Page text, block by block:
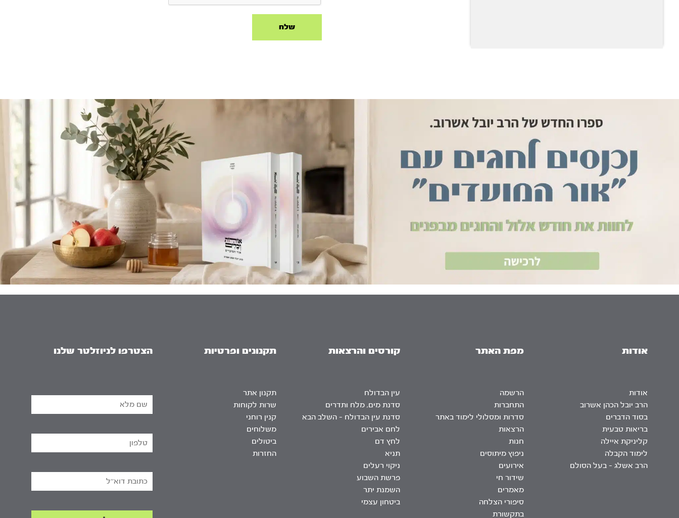
אודות
אודות
הרב יובל הכהן אשרוב
בסוד הדברים
בריאות טבעית
קליניקת איילה
לימוד הקבלה
הרב אשלג – בעל הסולם
מפת האתר
הרשמה
התחברות
סדרות ומסלולי לימוד באתר
הרצאות
חנות
ניפוץ מיתוסים
אירועים
שידור חי
מאמרים
סיפורי הצלחה
בתקשורת
קורסים והרצאות
עין הבדולח
סדנת מים, מלח ותדרים
סדנת עין הבדולח – השלב הבא
לחם אבירים
לחץ דם
תניא
ניקוי רעלים
פרשת השבוע
השמנת יתר
ביטחון עצמי
תקנונים ופרטיות
תקנון אתר
שרות לקוחות
קנין רוחני
משלוחים
ביטולים
החזרות
הצטרפו לניוזלטר שלנו